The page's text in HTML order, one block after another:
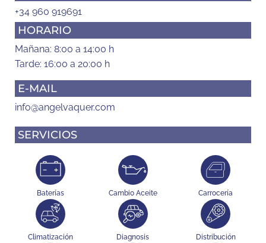
+34 960 919691
HORARIO
Mañana: 8:00 a 14:00 h
Tarde: 16:00 a 20:00 h
E-MAIL
info@angelvaquer.com
SERVICIOS
Baterías Cambio Aceite Carrocería
Climatización Diagnosis Distribución